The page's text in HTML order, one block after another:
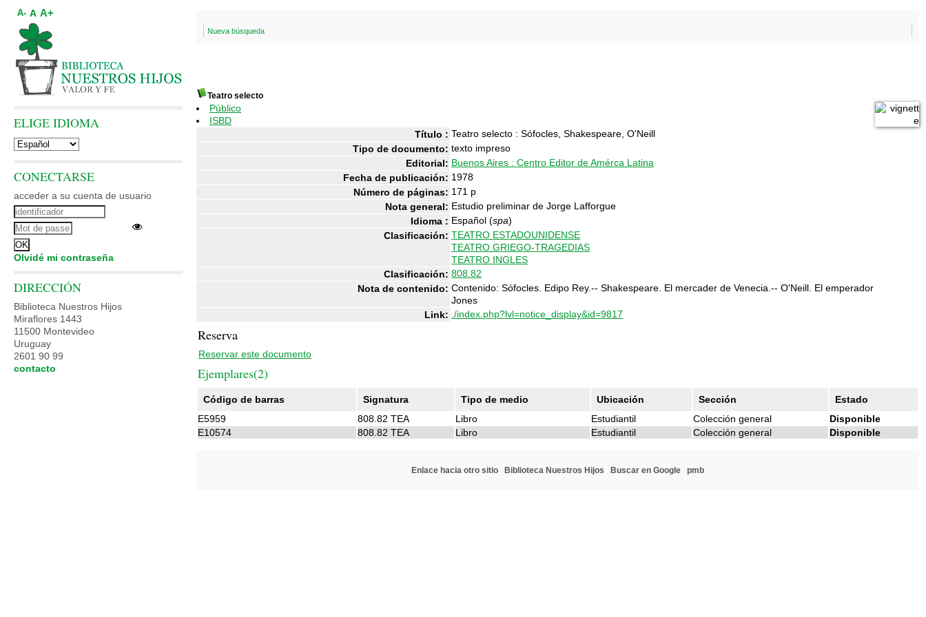
Nueva búsqueda
Teatro selecto
Público
ISBD
Título : Teatro selecto : Sófocles, Shakespeare, O'Neill
Tipo de documento: texto impreso
Editorial: Buenos Aires : Centro Editor de Amérca Latina
Fecha de publicación: 1978
Número de páginas: 171 p
Nota general: Estudio preliminar de Jorge Lafforgue
Idioma : Español (spa)
Clasificación: TEATRO ESTADOUNIDENSE
TEATRO GRIEGO-TRAGEDIAS
TEATRO INGLES
Clasificación: 808.82
Nota de contenido: Contenido: Sófocles. Edipo Rey.-- Shakespeare. El mercader de Venecia.-- O'Neill. El emperador
Jones
Link: ./index.php?lvl=notice_display&id=9817
Reserva
Reservar este documento
Ejemplares(2)
Código de barras Signatura Tipo de medio Ubicación Sección
Estado
E5959
808.82 TEA Libro Estudiantil Colección general
Disponible
E10574
808.82 TEA Libro Estudiantil Colección general Disponible
Enlace hacia otro sitio Biblioteca Nuestros Hijos Buscar en Google pmb
A- A A+
ELIGE IDIOMA
CONECTARSE
acceder a su cuenta de usuario
Olvidé mi contraseña
DIRECCIÓN
Biblioteca Nuestros Hijos
Miraflores 1443
11500 Montevideo
Uruguay
2601 90 99
contacto